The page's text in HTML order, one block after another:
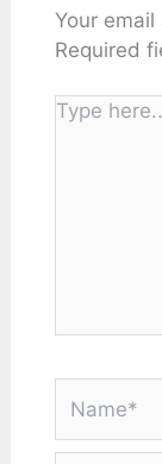
Your
Required
Type